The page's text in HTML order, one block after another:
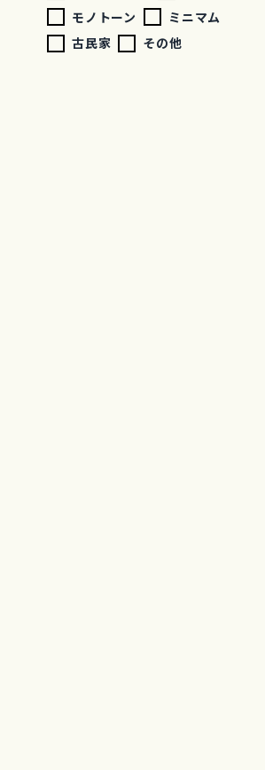
モノトーン
ミニマム
古民家
その他